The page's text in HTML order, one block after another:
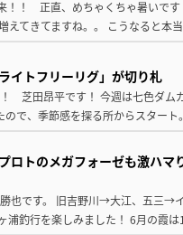
！！ 正直、めちゃくちゃ暑いです
えてきてますね。。 こうなると本
イトフリーリグ」が切り札
芝田昂平です！ 今週は七色ダム
ので、季節感を探る所からスター
ロトのメガフォーゼも激ハマ
也です。 旧吉野川→大江、五三→イ
浦釣行を楽しみました！ 6月の霞